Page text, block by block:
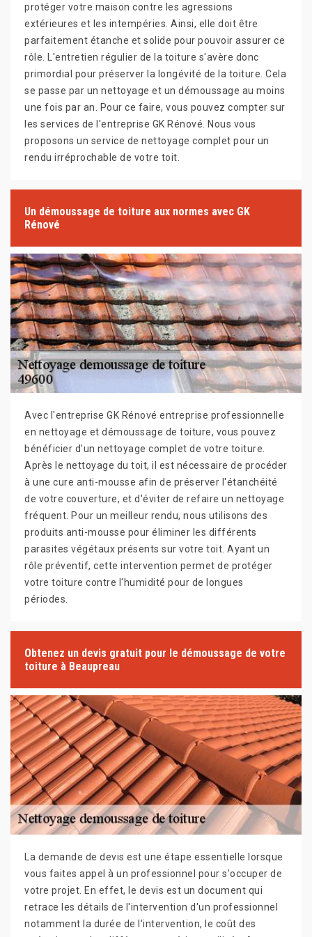
protéger votre maison contre les agressions
extérieures et les intempéries. Ainsi, elle doit être
parfaitement étanche et solide pour pouvoir assurer ce
rôle. L'entretien régulier de la toiture s'avère donc
primordial pour préserver la longévité de la toiture. Cela
se passe par un nettoyage et un démoussage au moins
une fois par an. Pour ce faire, vous pouvez compter sur
les services de l'entreprise GK Rénové. Nous vous
proposons un service de nettoyage complet pour un
rendu irréprochable de votre toit.
Un démoussage de toiture aux normes avec GK
Rénové
Avec l'entreprise GK Rénové entreprise professionnelle
en nettoyage et démoussage de toiture, vous pouvez
bénéficier d'un nettoyage complet de votre toiture.
Après le nettoyage du toit, il est nécessaire de procéder
à une cure anti-mousse afin de préserver l'étanchéité
de votre couverture, et d'éviter de refaire un nettoyage
fréquent. Pour un meilleur rendu, nous utilisons des
produits anti-mousse pour éliminer les différents
parasites végétaux présents sur votre toit. Ayant un
rôle préventif, cette intervention permet de protéger
votre toiture contre l'humidité pour de longues
périodes.
Obtenez un devis gratuit pour le démoussage de votre
toiture à Beaupreau
La demande de devis est une étape essentielle lorsque
vous faites appel à un professionnel pour s'occuper de
votre projet. En effet, le devis est un document qui
retrace les détails de l'intervention d'un professionnel
notamment la durée de l'intervention, le coût des